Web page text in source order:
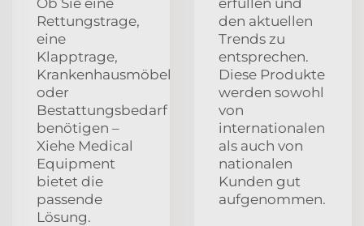
Rettungstrage,
eine
Klapptrage,
Krankenhausmöbel
oder
Bestattungsbedarf
benötigen –
Xiehe Medical
Equipment
bietet die
passende
Lösung.
den aktuellen
Trends zu
entsprechen.
Diese Produkte
werden sowohl
von
internationalen
als auch von
nationalen
Kunden gut
aufgenommen.